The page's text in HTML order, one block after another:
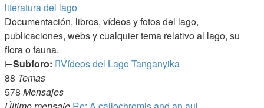
literatura del lago
Documentación, libros, vídeos y fotos del lago,
publicaciones, webs y cualquier tema relativo al lago, su
flora o fauna.
⊢Subforo:
Vídeos del Lago Tanganyika
88 Temas
578 Mensajes